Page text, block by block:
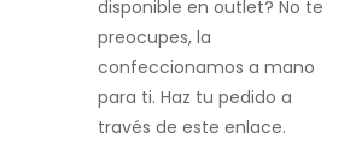
disponible en outlet? No te
preocupes, la
confeccionamos a mano
para ti. Haz tu pedido a
través de este enlace.